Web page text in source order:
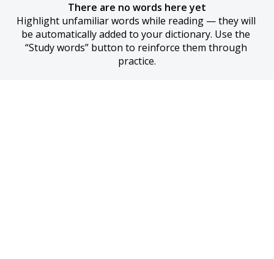
There are no words here yet
Highlight unfamiliar words while reading — they will
be automatically added to your dictionary. Use the
“Study words” button to reinforce them through
practice.